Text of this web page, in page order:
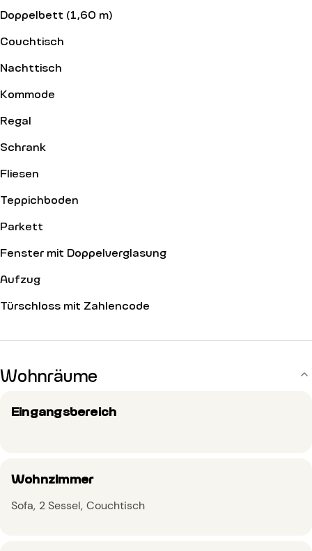
Doppelbett (1,60 m)
Couchtisch
Nachttisch
Kommode
Regal
Schrank
Fliesen
Teppichboden
Parkett
Fenster mit Doppelverglasung
Aufzug
Türschloss mit Zahlencode
Wohnräume
Eingangsbereich
Wohnzimmer
Sofa 2 Sessel Couchtisch